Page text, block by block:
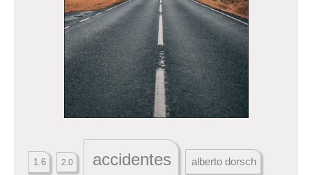
1.6 2.0 accidentes alberto dorsch